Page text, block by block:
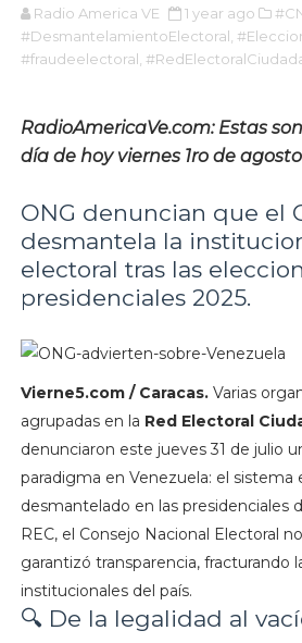
Radio America VE 1 year ago
#DesmantelamientoElectoral,
#fraudeelectoral,
RadioAmericaVe.com: Estas
día de hoy viernes 1ro de
ONG denuncian que el
desmantela la
electoral tras las
presidenciales 2025.
Vierne5.com / Caracas.Varias
agrupadas en la Red Electoral
denunciaron este jueves 31 de julio
paradigma en Venezuela: el sistema
desmantelado en las presidenciales
REC, el Consejo Nacional Electoral
garantizó transparencia, fracturando
institucionales del país.
🔍 De la legalidad al